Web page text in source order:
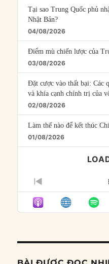
Tại sao Trung Quốc phủ
Nhật Bản?
04/08/2026
Điểm mù chiến lược của
03/08/2026
Đặt cược vào thất bại: Các
và khía cạnh chính trị của
02/08/2026
Làm thế nào để kết thúc
01/08/2026
PREVIOUS
EPISODE